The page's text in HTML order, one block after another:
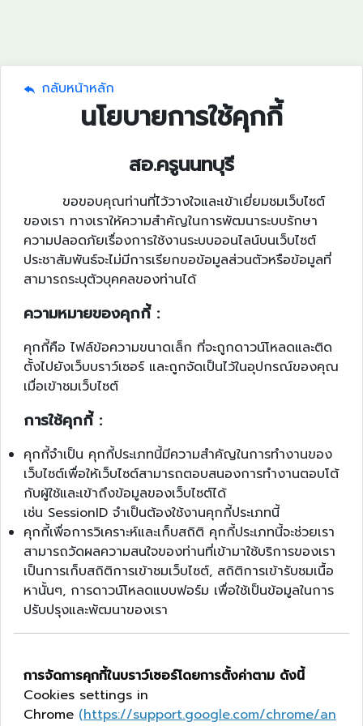
กลับหน้าหลัก
นโยบายการใช้คุกกี้
สอ.ครูนนทบุรี
ขอขอบคุณท่านที่ไว้วางใจและเข้าเยี่ยมชมเว็บไซต์
ของเรา ทางเราให้ความสำคัญในการพัฒนาระบบรักษา
ความปลอดภัยเรื่องการใช้งานระบบออนไลน์บนเว็บไซต์
ประชาสัมพันธ์จะไม่มีการเรียกขอข้อมูลส่วนตัวหรือข้อมูลที่
สามารถระบุตัวบุคคลของท่านได้
ความหมายของคุกกี้ :
คุกกี้คือ ไฟล์ข้อความขนาดเล็ก ที่จะถูกดาวน์โหลดและติด
ตั้งไปยังเว็บบราว์เซอร์ และถูกจัดเป็นไว้ในอุปกรณ์ของคุณ
เมื่อเข้าชมเว็บไซต์
การใช้คุกกี้ :
คุกกี้จำเป็น คุกกี้ประเภทนี้มีความสำคัญในการทำงานของ
เว็บไซต์เพื่อให้เว็บไซต์สามารถตอบสนองการทำงานตอบโต้
กับผู้ใช้และเข้าถึงข้อมูลของเว็บไซต์ได้
เช่น SessionID จำเป็นต้องใช้งานคุกกี้ประเภทนี้
คุกกี้เพื่อการวิเคราะห์และเก็บสถิติ คุกกี้ประเภทนี้จะช่วยเรา
สามารถวัดผลความสนใจของท่านที่เข้ามาใช้บริการของเรา
เป็นการเก็บสถิติการเข้าชมเว็บไซต์, สถิติการเข้ารับชมเนื้อ
หานั้นๆ, การดาวน์โหลดแบบฟอร์ม เพื่อใช้เป็นข้อมูลในการ
ปรับปรุงและพัฒนาของเรา
การจัดการคุกกี้ในบราว์เซอร์โดยการตั้งค่าตาม ดังนี้
Cookies settings in
Chrome (https://support.google.com/chrome/an